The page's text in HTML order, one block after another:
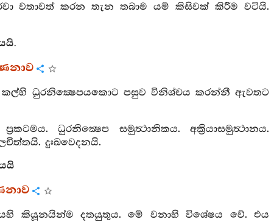
වතාවත් කරන තැන තබාම යම් කිසිවක් කිරීම වටියි.
කල්හි ධුරනික්‍ෂෙපයකොට පසුව විනිශ්චය කරන්නී ඇවතට
ධුරනික්‍ෂෙප සමුත්‍ථානිකය. අක්‍රියාසමුත්‍ථානය.
දුඃඛවෙදනයි.
කියූනයින්ම දතයුතුය. මේ වනාහි විශේෂය වේ. එය